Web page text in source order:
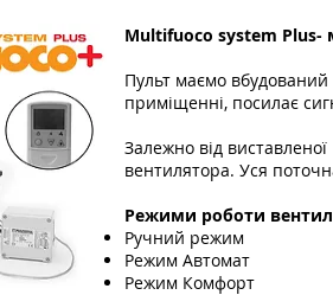
Multifuoco system
Пульт маємо
приміщенні, посилає
Залежно від
вентилятора. Уся
Режими роботи
Ручний режим
Режим Автомат
Режим Комфорт